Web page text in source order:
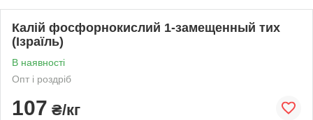
Калій фосфорнокислий 1-замещенный тих
(Ізраїль)
В наявності
Опт і роздріб
107 ₴/кг